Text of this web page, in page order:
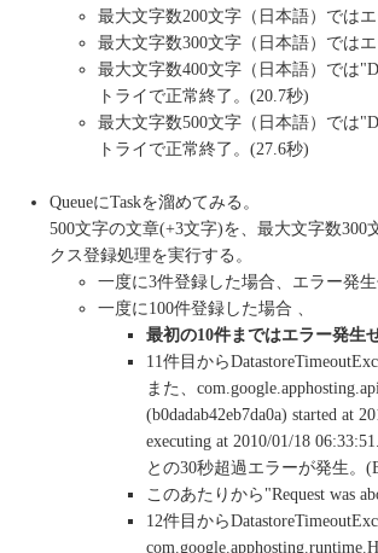
最大文字数200文字（日本語）では
最大文字数300文字（日本語）では
最大文字数400文字（日本語）では
トライで正常終了。(20.7秒)
最大文字数500文字（日本語）では
トライで正常終了。(27.6秒)
QueueにTaskを溜めてみる。
500文字の文章(+3文字)を、最大文字数300
クス登録処理を実行する。
一度に3件登録した場合、エラー発生
一度に100件登録した場合 、
最初の10件まではエラー発生
11件目から
また、
(b0dadab42eb7da0a) started at
executing at 2010/01/18
との30秒超過エラーが発生。
このあたりから"Request was
12件目から